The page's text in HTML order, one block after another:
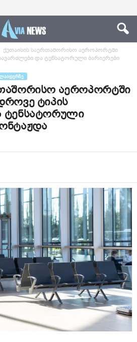
ქუთაისის საერთაშორისო აეროპორტში
და ტენსატორული ბარიერები
აეროპორტში
ტიპის
ტენსატორული